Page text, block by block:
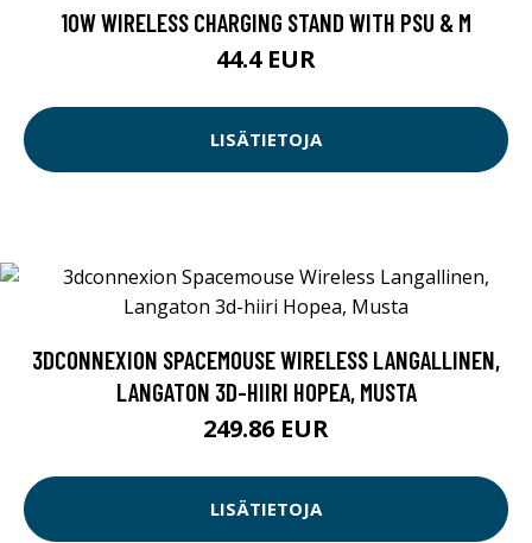
10W WIRELESS CHARGING STAND WITH PSU & M
44.4 EUR
LISÄTIETOJA
3DCONNEXION SPACEMOUSE WIRELESS LANGALLINEN,
LANGATON 3D-HIIRI HOPEA, MUSTA
249.86 EUR
LISÄTIETOJA